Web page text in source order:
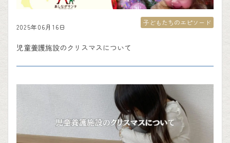
2025年06月16日
児童養護施設のクリスマスについて
子どもたちのエピソード